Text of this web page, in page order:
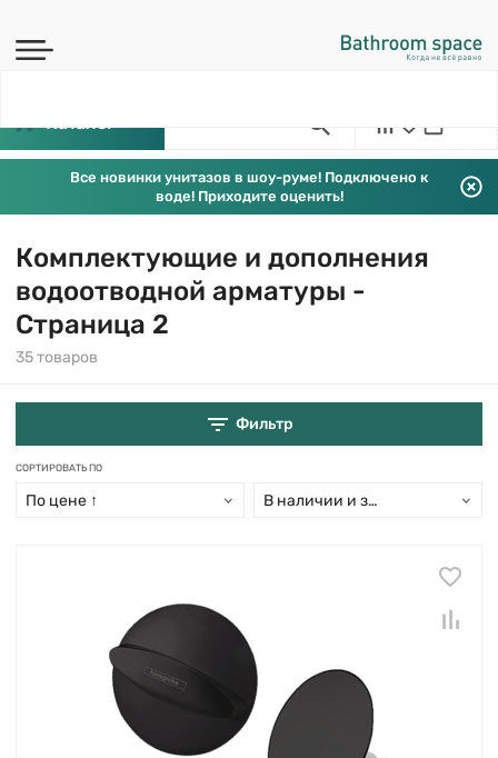
Каталог
Все новинки унитазов в шоу-руме! Подключено к
воде! Приходите оценить!
Комплектующие и дополнения
водоотводной арматуры -
Страница 2
35 товаров
Фильтр
СОРТИРОВАТЬ ПО
По цене ↑ В наличии и заказ свыше 15 дн